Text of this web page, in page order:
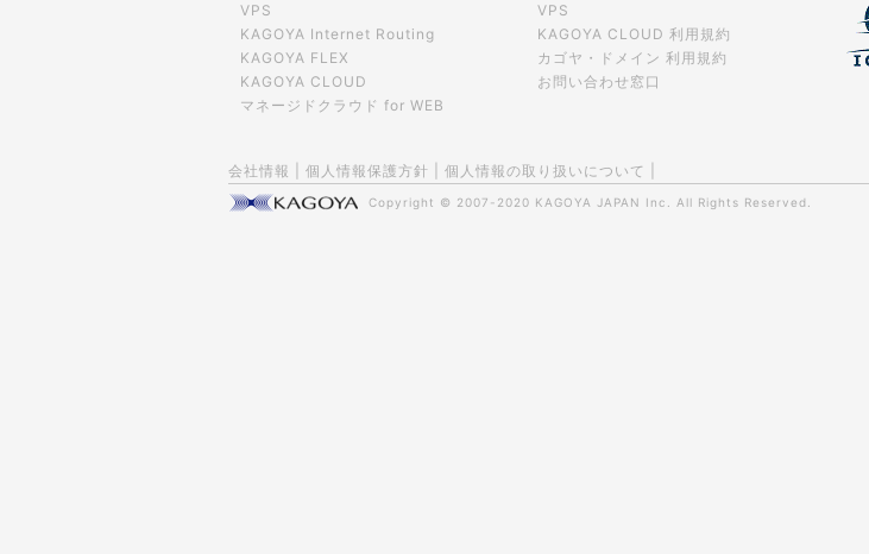
VPS
KAGOYA Internet Routing
KAGOYA FLEX
KAGOYA CLOUD
マネージドクラウド for WEB
VPS
KAGOYA CLOUD 利用規約
カゴヤ・ドメイン 利用規約
お問い合わせ窓口
会社情報 個人情報保護方針 個人情報の取り扱いについて
Copyright © 2007-2020 KAGOYA JAPAN Inc. All Rights Reserved.